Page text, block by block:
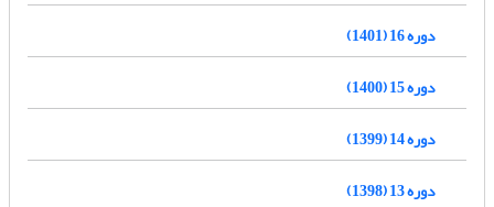
دوره 16 (1401)
دوره 15 (1400)
دوره 14 (1399)
دوره 13 (1398)